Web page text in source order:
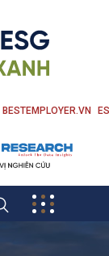
BESTEMPLOYER.VN